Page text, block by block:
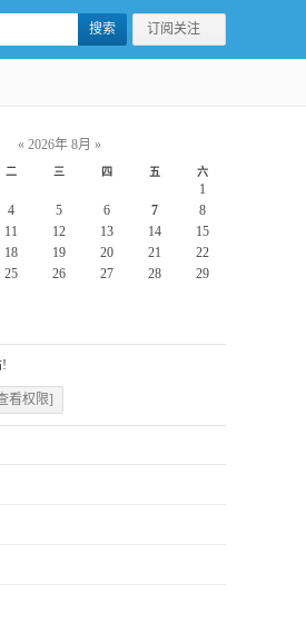
订阅关注
« 2026年 8月 »
二 三 四 五 六
1
4 5 6 7
8
11 12 13 14
15
18 19 20 21
22
25 26 27 28
29
看权限]